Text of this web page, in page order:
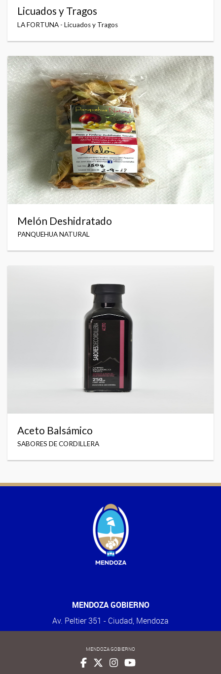
Licuados y Tragos
LA FORTUNA - Licuados y Tragos
Melón Deshidratado
PANQUEHUA NATURAL
Aceto Balsámico
SABORES DE CORDILLERA
MENDOZA GOBIERNO
Av. Peltier 351 - Ciudad, Mendoza
MENDOZA GOBIERNO